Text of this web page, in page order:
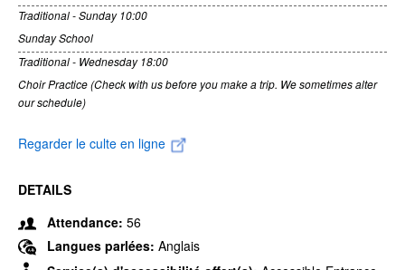
Traditional - Sunday 10:00
Sunday School
Traditional - Wednesday 18:00
Choir Practice (Check with us before you make a trip. We sometimes alter
our schedule)
Regarder le culte en ligne
DETAILS
Attendance: 56
Langues parlées: Anglais